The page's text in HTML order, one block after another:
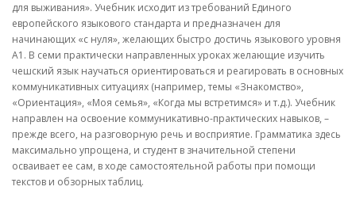
для выживания». Учебник исходит из требований Единого
европейского языкового стандарта и предназначен для
начинающих «с нуля», желающих быстро достичь языкового уровня
А1. В семи практически направленных уроках желающие изучить
чешский язык научаться ориентироваться и реагировать в основных
коммуникативных ситуациях (например, темы «Знакомство»,
«Ориентация», «Моя семья», «Когда мы встретимся» и т.д.). Учебник
направлен на освоение коммуникативно-практических навыков, –
прежде всего, на разговорную речь и восприятие. Грамматика здесь
максимально упрощена, и студент в значительной степени
осваивает ее сам, в ходе самостоятельной работы при помощи
текстов и обзорных таблиц.